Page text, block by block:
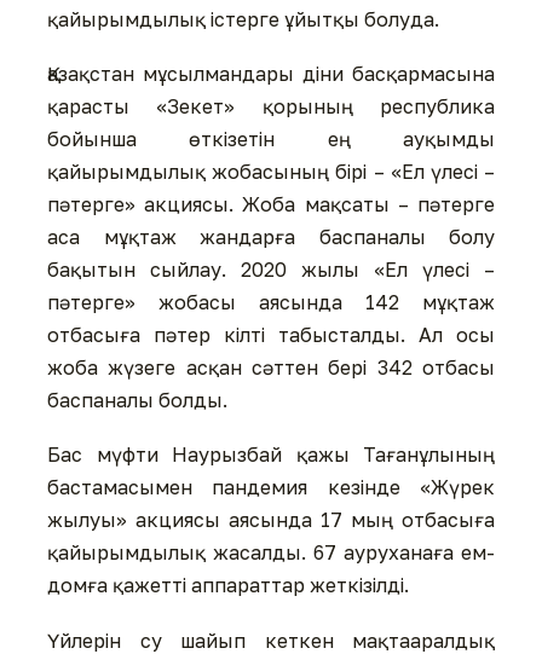
қайырымдылық істерге ұйытқы болуда.
Қазақстан мұсылмандары діни басқармасына
қарасты «Зекет» қорының республика
бойынша өткізетін ең ауқымды
қайырымдылық жобасының бірі – «Ел үлесі –
пәтерге» акциясы. Жоба мақсаты – пәтерге
аса мұқтаж жандарға баспаналы болу
бақытын сыйлау. 2020 жылы «Ел үлесі –
пәтерге» жобасы аясында 142 мұқтаж
отбасыға пәтер кілті табысталды. Ал осы
жоба жүзеге асқан сәттен бері 342 отбасы
баспаналы болды.
Бас мүфти Наурызбай қажы Тағанұлының
бастамасымен пандемия кезінде «Жүрек
жылуы» акциясы аясында 17 мың отбасыға
қайырымдылық жасалды. 67 ауруханаға ем-
домға қажетті аппараттар жеткізілді.
Үйлерін су шайып кеткен мақтааралдық